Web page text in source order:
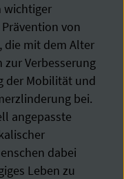
wichtiger
von
die mit dem Alter
Verbesserung
der Mobilität und
bei.
angepasste
dabei
Leben zu